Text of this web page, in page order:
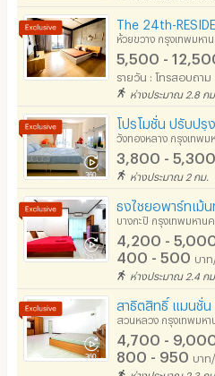
ทำสัญญาขั้นต่ำ 6 เดือน
ทุกห้องมีเฟอร์นิเจอร์ เครื่องปรับ
*** ไม่มีตู้เย็น ไม่มีทีวี *** มีให้เช่า
รปภ. 24 ชม. ลิฟท์ กล้องวงจรปิด
ไวไฟ เคเบิ้ลทีวี
** ไม่อนุญาตให้เลี้ยงสัตว์
Line : thecorner39
อนุญาตให้สูบบุหรี่ในห้องพัก
โทรศัพท์สายตรง
ที่จอดรถ
ที่จอดรถมอเตอร์ไซด์/จักรยาน
ลิฟต์
โรงยิม / ฟิตเนส
อินเทอร์เน็ตไร้สาย (WIFI) ในห้อง
มีระบบรักษาความปลอดภัย
มีระบบรักษาความปลอดภัย (สแกนล
The 24th-
ห้วยขวาง กรุงเทพมหา
5,500 -
รายวัน : โทรสอบถาม
ห่างประมาณ 2.8 กม.
วังทองหลาง กรุงเทพม
3,800 - 5,300
ห่างประมาณ 2 กม.
ธงไชยอพาร์ทเม้
บางกะปิ กรุงเทพมหาน
4,200 -
400 - 500 บา
ห่างประมาณ 2.4 กม.
สาธิตสิทธิ์ แมนชั่น
สวนหลวง กรุงเทพมหา
4,700 -
800 - 950 บาท
ห่างประมาณ 2.3 กม.